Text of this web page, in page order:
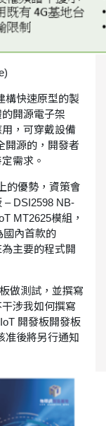
構快速原型的製
開源電子架
，可穿戴設備
開源的，開發者
需求。
的優勢，資策會
– DSI2598 NB-
MT2625模組，
國內首款的
主要的程式開
做測試，並撰寫
涉我如何撰寫
開發板開發板
准後將另行通知